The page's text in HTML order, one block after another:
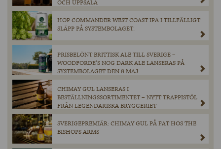
OCH UPPSALA
HOP COMMANDER WEST COAST IPA I TILLFÄLLIGT
SLÄPP PÅ SYSTEMBOLAGET.
PRISBELÖNT BRITTISK ALE TILL SVERIGE –
WOODFORDE’S NOG DARK ALE LANSERAS PÅ
SYSTEMBOLAGET DEN 8 MAJ.
CHIMAY GUL LANSERAS I
BESTÄLLNINGSSORTIMENTET – NYTT TRAPPISTÖL
FRÅN LEGENDARISKA BRYGGERIET
SVERIGEPREMIÄR: CHIMAY GUL PÅ FAT HOS THE
BISHOPS ARMS